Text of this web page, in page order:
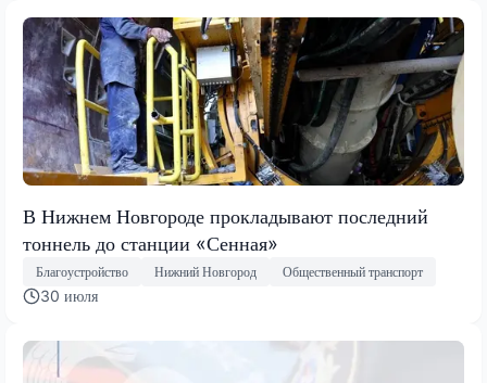
В Нижнем Новгороде прокладывают последний
тоннель до станции «Сенная»
Благоустройство Нижний Новгород Общественный транспорт
30 июля